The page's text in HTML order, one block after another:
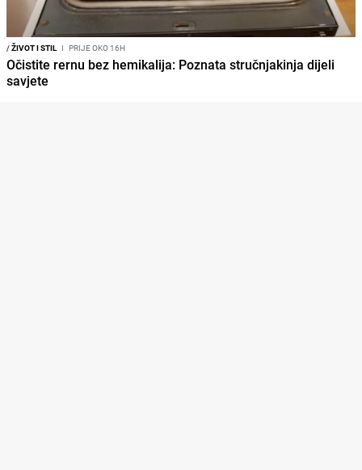
/ŽIVOT I STIL I PRIJE OKO 16H
Očistite rernu bez hemikalija: Poznata stručnjakinja dijeli
savjete